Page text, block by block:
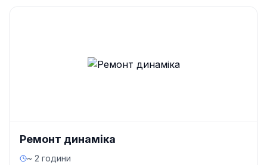
Ремонт динаміка
~ 2 години